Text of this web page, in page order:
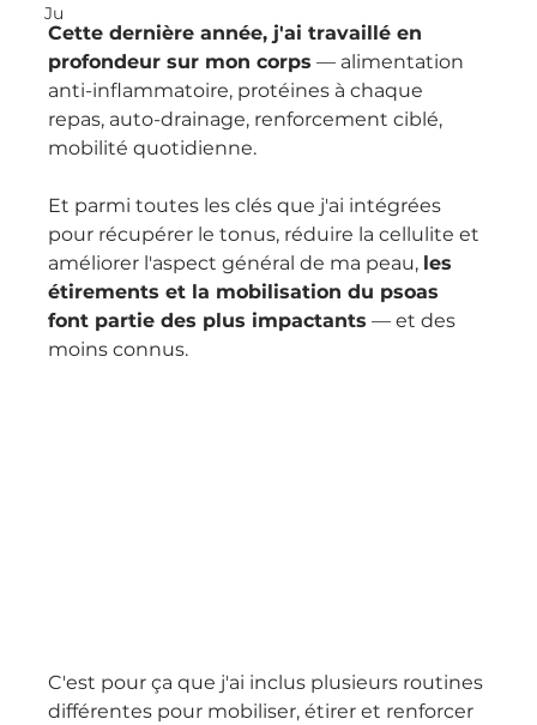
Ju
Cette dernière année, j'ai travaillé en
profondeur sur mon corps — alimentation
anti-inflammatoire, protéines à chaque
repas, auto-drainage, renforcement ciblé,
mobilité quotidienne.
Et parmi toutes les clés que j'ai intégrées
pour récupérer le tonus, réduire la cellulite et
améliorer l'aspect général de ma peau, les
étirements et la mobilisation du psoas
font partie des plus impactants — et des
moins connus.
C'est pour ça que j'ai inclus plusieurs routines
différentes pour mobiliser, étirer et renforcer